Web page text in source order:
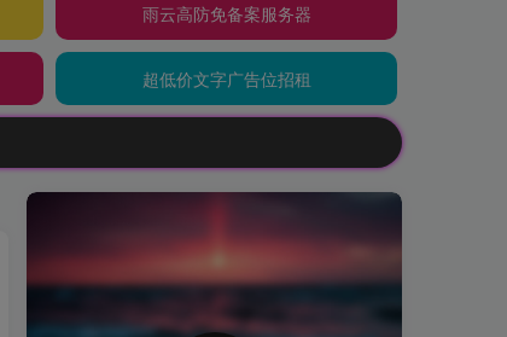
雨云高防免备案服务器
超低价文字广告位招租